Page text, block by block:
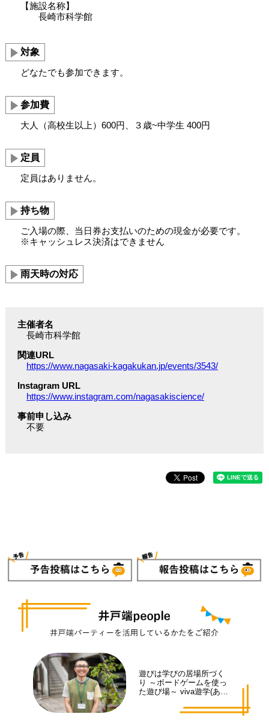
【施設名称】
長崎市科学館
対象
どなたでも参加できます。
参加費
大人（高校生以上）600円、３歳~中学生 400円
定員
定員はありません。
持ち物
ご入場の際、当日券お支払いのための現金が必要です。
※キャッシュレス決済はできません
雨天時の対応
主催者名
長崎市科学館
関連URL
https://www.nagasaki-kagakukan.jp/events/3543/
Instagram URL
https://www.instagram.com/nagasakiscience/
事前申し込み
不要
遊びは学びの居場所づく
り ～ボードゲームを使っ
た遊び場～ viva遊学(あそ